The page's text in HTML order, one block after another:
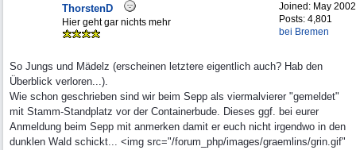
Joined: May 2002
Posts: 4,801
bei Bremen
ThorstenD
Hier geht gar nichts mehr
So Jungs und Mädelz (erscheinen letztere eigentlich auch? Hab den
Überblick verloren...).
Wie schon geschrieben sind wir beim Sepp als viermalvierer "gemeldet"
mit Stamm-Standplatz vor der Containerbude. Dieses ggf. bei eurer
Anmeldung beim Sepp mit anmerken damit er euch nicht irgendwo in den
dunklen Wald schickt... <img src="/forum_php/images/graemlins/grin.gif"